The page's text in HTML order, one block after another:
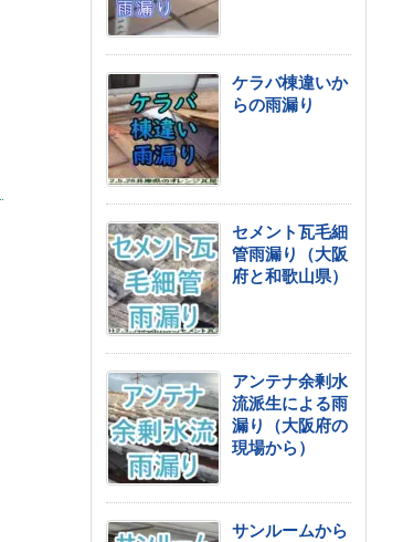
ケラバ棟違いか
らの雨漏り
セメント瓦毛細
管雨漏り（大阪
府と和歌山県）
アンテナ余剰水
流派生による雨
漏り（大阪府の
現場から）
サンルームから